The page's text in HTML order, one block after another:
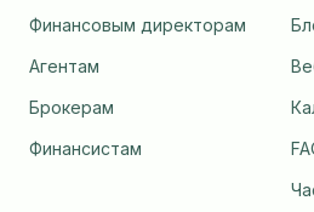
Финансовым директорам
Агентам
Брокерам
Финансистам